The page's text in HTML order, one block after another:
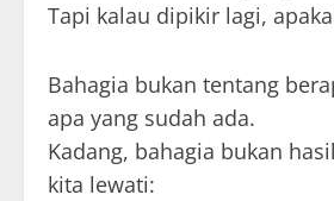
Tapi kalau dipikir lagi,
Bahagia bukan tentang
apa yang sudah ada.
Kadang, bahagia bukan
kita lewati: